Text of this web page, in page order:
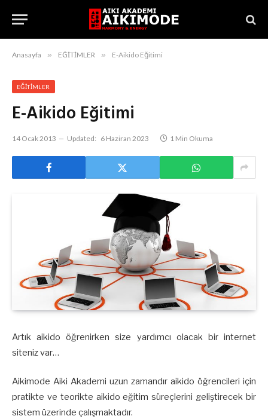
Anasayfa » EĞİTİMLER » E-Aikido Eğitimi
EĞİTİMLER
E-Aikido Eğitimi
14 Ocak 2013 Updated: 6 Haziran 2023 1 Min Okuma
Artık aikido öğrenirken size yardımcı olacak bir internet
siteniz var…
Aikimode Aiki Akademi uzun zamandır aikido öğrencileri için
pratikte ve teorikte aikido eğitim süreçlerini geliştirecek bir
sistem üzerinde çalışmaktadır.